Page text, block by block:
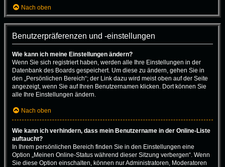
Nach oben
Benutzerpräferenzen und -einstellungen
Wie kann ich meine Einstellungen ändern?
Wenn Sie sich registriert haben, werden alle Ihre Einstellungen in der
Datenbank des Boards gespeichert. Um diese zu ändern, gehen Sie in
den „Persönlichen Bereich“; der Link dazu wird meist oben auf der Seite
angezeigt, wenn Sie auf Ihren Benutzernamen klicken. Dort können Sie
alle Ihre Einstellungen ändern.
Nach oben
Wie kann ich verhindern, dass mein Benutzername in der Online-Liste
auftaucht?
In Ihrem persönlichen Bereich finden Sie in den Einstellungen eine
Option „Meinen Online-Status während dieser Sitzung verbergen“. Wenn
Sie diese Option einschalten, können nur Administratoren, Moderatoren